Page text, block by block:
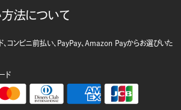
法について
、コンビニ前払い、PayPay、Amazon Payからお選びいた
ド